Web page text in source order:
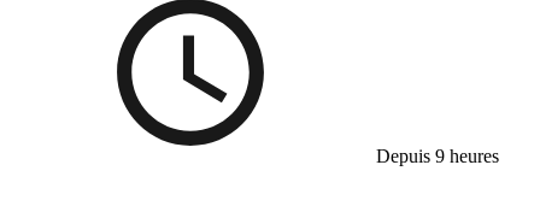
Depuis 9 heures